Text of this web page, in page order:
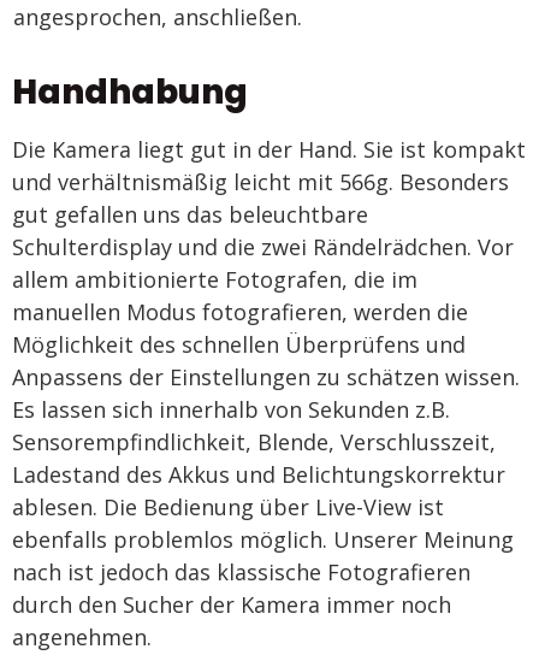
angesprochen, anschließen.
Handhabung
Die Kamera liegt gut in der Hand. Sie ist kompakt
und verhältnismäßig leicht mit 566g. Besonders
gut gefallen uns das beleuchtbare
Schulterdisplay und die zwei Rändelrädchen. Vor
allem ambitionierte Fotografen, die im
manuellen Modus fotografieren, werden die
Möglichkeit des schnellen Überprüfens und
Anpassens der Einstellungen zu schätzen wissen.
Es lassen sich innerhalb von Sekunden z.B.
Sensorempfindlichkeit, Blende, Verschlusszeit,
Ladestand des Akkus und Belichtungskorrektur
ablesen. Die Bedienung über Live-View ist
ebenfalls problemlos möglich. Unserer Meinung
nach ist jedoch das klassische Fotografieren
durch den Sucher der Kamera immer noch
angenehmen.